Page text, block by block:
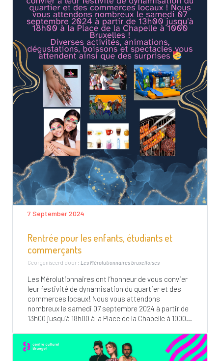
7 September 2024
Rentrée pour les enfants, étudiants et
commerçants
Georganiseerd door : Les Mérolutionnaires bruxelloises
Les Mérolutionnaires ont l’honneur de vous convier
leur festivité de dynamisation du quartier et des
commerces locaux! Nous vous attendons
nombreux le samedi 07 septembre 2024 à partir de
13h00 jusqu’à 18h00 à la Place de la Chapelle à 1000...